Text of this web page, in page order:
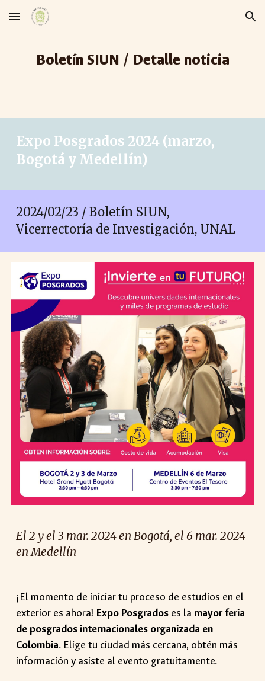
Skip to main content Skip to navigation
Boletín SIUN / Detalle noticia
Expo Posgrados 2024 (marzo,
Bogotá y Medellín)
2024/02/23 / Boletín SIUN,
Vicerrectoría de Investigación, UNAL
El 2 y el 3 mar. 2024 en Bogotá, el 6 mar. 2024
en Medellín
¡El momento de iniciar tu proceso de estudios en el
exterior es ahora! Expo Posgrados es la mayor feria
de posgrados internacionales organizada en
Colombia. Elige tu ciudad más cercana, obtén más
información y asiste al evento gratuitamente.